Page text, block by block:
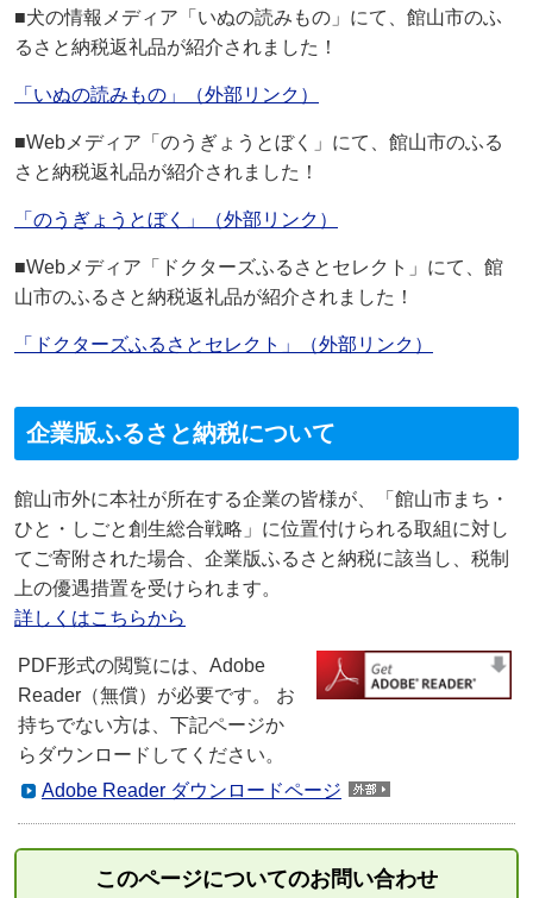
■犬の情報メディア「いぬの読みもの」にて、館山市のふ
るさと納税返礼品が紹介されました！
「いぬの読みもの」（外部リンク）
■Webメディア「のうぎょうとぼく」にて、館山市のふる
さと納税返礼品が紹介されました！
「のうぎょうとぼく」（外部リンク）
■Webメディア「ドクターズふるさとセレクト」にて、館
山市のふるさと納税返礼品が紹介されました！
「ドクターズふるさとセレクト」（外部リンク）
企業版ふるさと納税について
館山市外に本社が所在する企業の皆様が、「館山市まち・
ひと・しごと創生総合戦略」に位置付けられる取組に対し
てご寄附された場合、企業版ふるさと納税に該当し、税制
上の優遇措置を受けられます。
詳しくはこちらから
PDF形式の閲覧には、Adobe
Reader（無償）が必要です。 お
持ちでない方は、下記ページか
らダウンロードしてください。
Adobe Reader ダウンロードページ
このページについてのお問い合わせ